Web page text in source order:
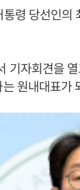
통령 당선인의
기자회견을
원내대표